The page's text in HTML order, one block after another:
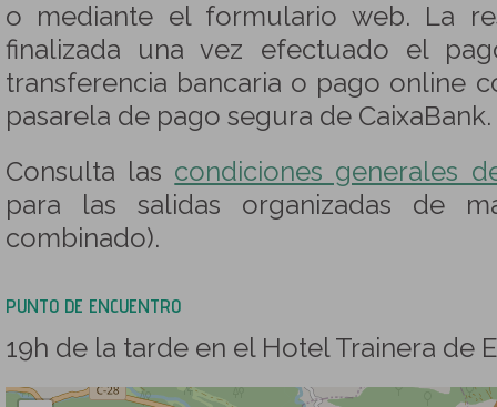
o mediante el formulario web. La
finalizada una vez efectuado el
transferencia bancaria o pago online
pasarela de pago segura de CaixaBank.
Consulta las condiciones generales
para las salidas organizadas de
combinado).
PUNTO DE ENCUENTRO
19h de la tarde en el Hotel Trainera de